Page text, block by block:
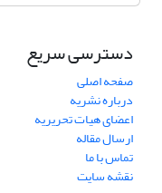
دسترسی سریع
صفحه اصلی
درباره نشریه
اعضای هیات تحریریه
ارسال مقاله
تماس با ما
نقشه سایت